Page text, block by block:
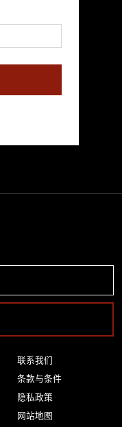
联系我们
条款与条件
隐私政策
网站地图